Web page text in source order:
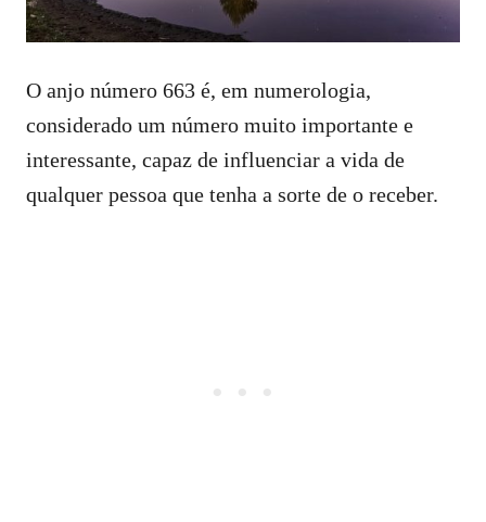
O anjo número 663 é, em numerologia,
considerado um número muito importante e
interessante, capaz de influenciar a vida de
qualquer pessoa que tenha a sorte de o receber.